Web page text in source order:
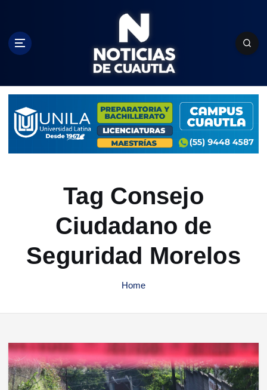
c
Tag Consejo
Ciudadano de
Seguridad Morelos
Home